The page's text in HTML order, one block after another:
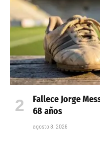
Fallece Jorge
68 años
agosto 8, 2026